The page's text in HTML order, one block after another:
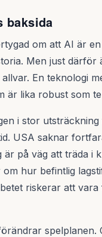
baksida
om att AI är
Men just
En teknologi
är lika robust som
i stor
USA saknar
på väg att träda i
om hur befintlig
riskerar att